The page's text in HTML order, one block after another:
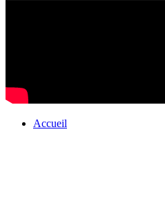
Accueil